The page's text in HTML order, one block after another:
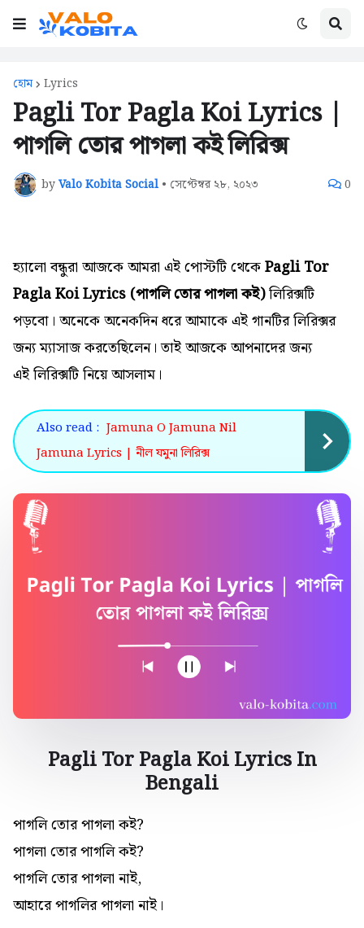
হোম Lyrics
Pagli Tor Pagla Koi Lyrics |
পাগলি তোর পাগলা কই লিরিক্স
byValo Kobita Social • সেপ্টেম্বর ২৮, ২০২৩ 0
হ্যালো বন্ধুরা আজকে আমরা এই পোস্টটি থেকেPagli Tor
Pagla Koi Lyrics (পাগলি তোর পাগলা কই)লিরিক্সটি
পড়বো। অনেকেঅনেকদিন ধরে আমাকে এই গানটিরলিরিক্সর
জন্যম্যাসাজ করতেছিলেন। তাই আজকে আপনাদের জন্য
এইলিরিক্সটি নিয়ে আসলাম।
Also read : Jamuna O Jamuna Nil
Jamuna Lyrics | নীল যমুনা লিরিক্স
Pagli Tor Pagla Koi Lyrics In
Bengali
পাগলি তোর পাগলা কই?
পাগলা তোর পাগলি কই?
পাগলি তোর পাগলা নাই,
আহারে পাগলির পাগলা নাই।